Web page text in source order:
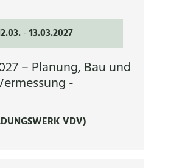
-13.03.2027
– Planung, Bau und
-
VDV)